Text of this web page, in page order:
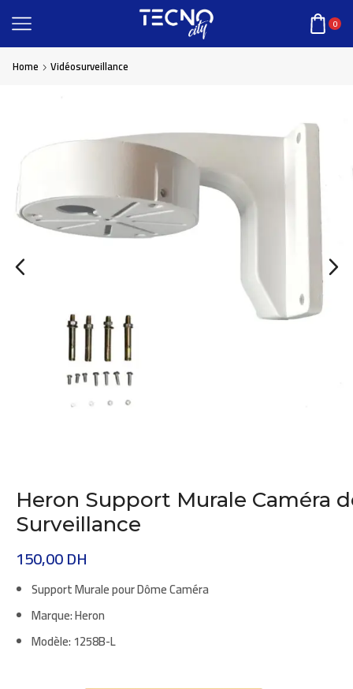
0
Home Vidéosurveillance
Heron Support Murale Caméra
Surveillance
150,00DH
Support Murale pour Dôme Caméra
Marque:Heron
Modèle: 1258B-L